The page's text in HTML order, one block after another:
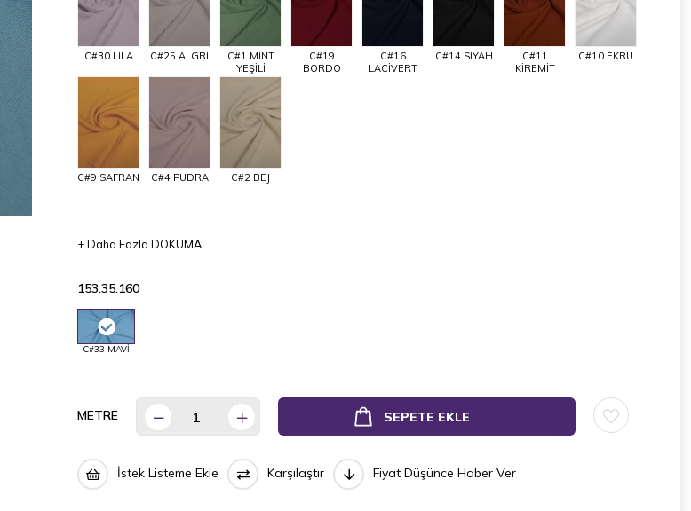
C#30 LİLA C#25 A. GRİ
C#1 MİNT
YEŞİLİ
C#19
BORDO
C#16
LACİVERT
C#14 SİYAH
C#11
KİREMİT
C#10 EKRU
C#9 SAFRAN C#4 PUDRA C#2 BEJ
+Daha Fazla DOKUMA
153.35.160
C#33 MAVİ
METRE
İstek Listeme Ekle Karşılaştır Fiyat Düşünce Haber Ver